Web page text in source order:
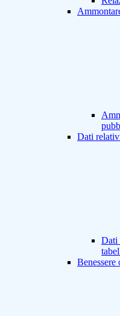
Dati
Dati
Benessere